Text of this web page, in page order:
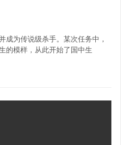
成为传说级杀手。某次任务中，
的模样，从此开始了国中生